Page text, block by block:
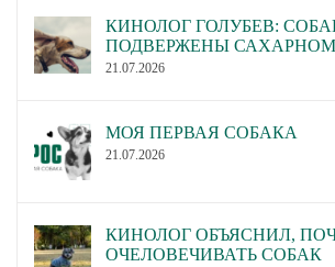
КИНОЛОГ ГОЛУБЕВ:
ПОДВЕРЖЕНЫ
21.07.2026
МОЯ ПЕРВАЯ СОБАКА
21.07.2026
КИНОЛОГ ОБЪЯСНИЛ,
ОЧЕЛОВЕЧИВАТЬ СОБАК